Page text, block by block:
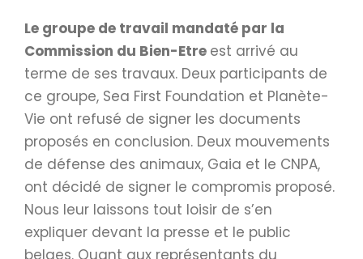
Le groupe de travail mandaté par la
Commission du Bien-Etre est arrivé au
terme de ses travaux. Deux participants de
ce groupe, Sea First Foundation et Planète-
Vie ont refusé de signer les documents
proposés en conclusion. Deux mouvements
de défense des animaux, Gaia et le CNPA,
ont décidé de signer le compromis proposé.
Nous leur laissons tout loisir de s’en
expliquer devant la presse et le public
belges. Quant aux représentants du